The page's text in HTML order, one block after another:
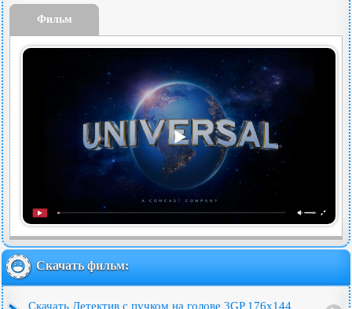
Фильм
Скачать фильм:
Скачать Детектив с пучком на голове 3GP 176x144